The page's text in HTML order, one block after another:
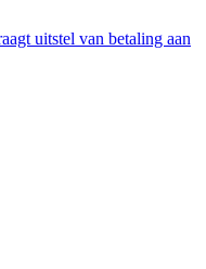
uitstel van betaling aan